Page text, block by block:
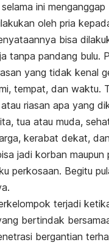
ini
oleh pria
bisa
tanpa pandang bulu.
yang tidak kenal
tempat, dan waktu.
riasan apa yang
tua atau muda,
kerabat dekat,
jadi korban maupun
perkosaan. Begitu
terjadi
bertindak
bergantian